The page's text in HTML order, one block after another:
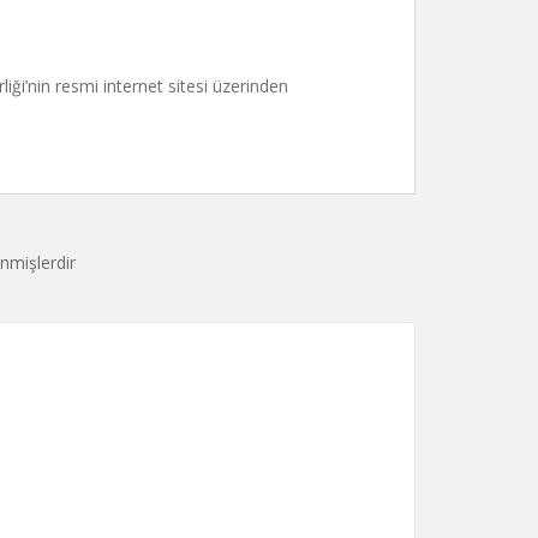
resmi internet sitesi üzerinden